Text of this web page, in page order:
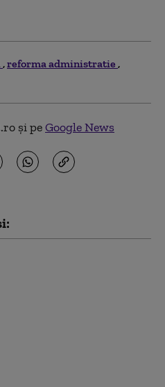
reforma administratie
și peGoogle News